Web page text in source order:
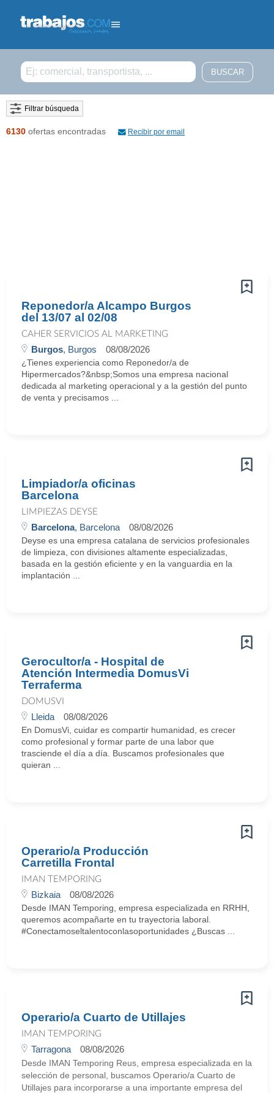
Filtrar búsqueda
6130 ofertas encontradas Recibir por email
Reponedor/a Alcampo Burgos
del 13/07 al 02/08
CAHER SERVICIOS AL MARKETING
Burgos, Burgos 08/08/2026
¿Tienes experiencia como Reponedor/a de
Hipermercados?&nbsp;Somos una empresa nacional
dedicada al marketing operacional y a la gestión del punto
de venta y precisamos ...
Limpiador/a oficinas
Barcelona
LIMPIEZAS DEYSE
Barcelona, Barcelona 08/08/2026
Deyse es una empresa catalana de servicios profesionales
de limpieza, con divisiones altamente especializadas,
basada en la gestión eficiente y en la vanguardia en la
implantación ...
Gerocultor/a - Hospital de
Atención Intermedia DomusVi
Terraferma
DOMUSVI
Lleida 08/08/2026
En DomusVi, cuidar es compartir humanidad, es crecer
como profesional y formar parte de una labor que
trasciende el día a día. Buscamos profesionales que
quieran ...
Operario/a Producción
Carretilla Frontal
IMAN TEMPORING
Bizkaia 08/08/2026
Desde IMAN Temporing, empresa especializada en RRHH,
queremos acompañarte en tu trayectoria laboral.
#Conectamoseltalentoconlasoportunidades ¿Buscas ...
Operario/a Cuarto de Utillajes
IMAN TEMPORING
Tarragona 08/08/2026
Desde IMAN Temporing Reus, empresa especializada en la
selección de personal, buscamos Operario/a Cuarto de
Utillajes para incorporarse a una importante empresa del